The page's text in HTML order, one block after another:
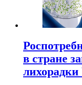
в стране